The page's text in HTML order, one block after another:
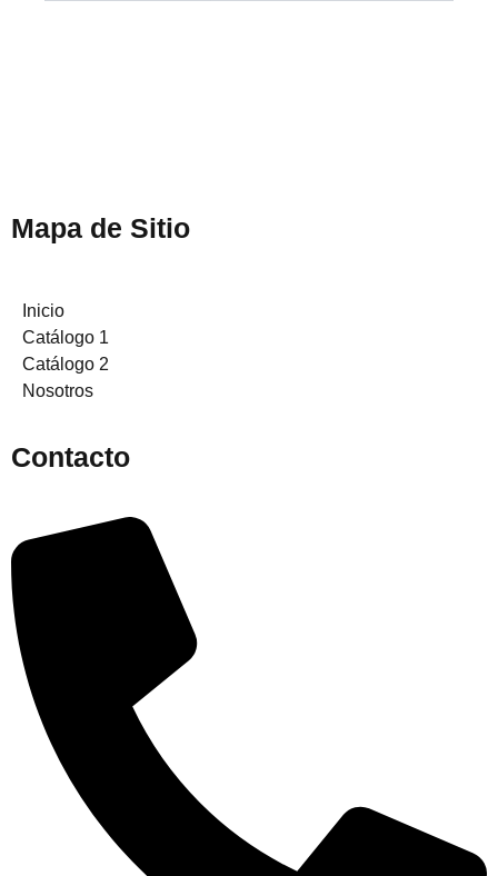
Mapa de Sitio
Inicio
Catálogo 1
Catálogo 2
Nosotros
Contacto